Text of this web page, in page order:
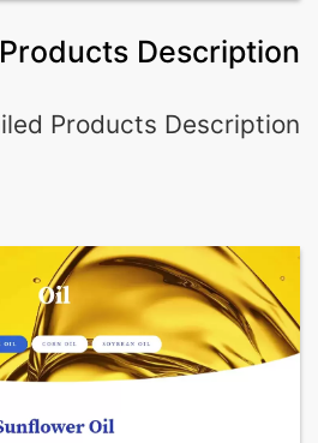
Description
Products Description